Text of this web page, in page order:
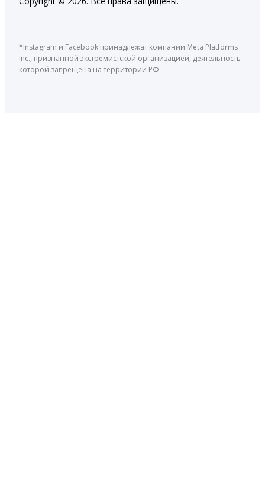
*Instagram и Facebook принадлежат компании Meta Platforms
Inc., признанной экстремистской организацией, деятельность
которой запрещена на территории РФ.